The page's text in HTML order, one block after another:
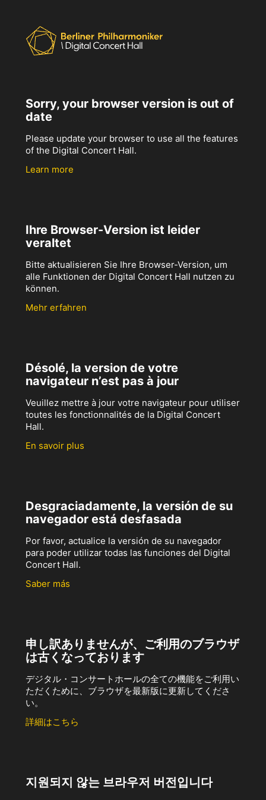
Sorry, your browser version is out of
date
Please update your browser to use all the features
of the Digital Concert Hall.
Learn more
Ihre Browser-Version ist leider
veraltet
Bitte aktualisieren Sie Ihre Browser-Version, um
alle Funktionen der Digital Concert Hall nutzen zu
können.
Mehr erfahren
Désolé, la version de votre
navigateur n’est pas à jour
Veuillez mettre à jour votre navigateur pour utiliser
toutes les fonctionnalités de la Digital Concert
Hall.
En savoir plus
Desgraciadamente, la versión de su
navegador está desfasada
Por favor, actualice la versión de su navegador
para poder utilizar todas las funciones del Digital
Concert Hall.
Saber más
申し訳ありませんが、ご利用のブラウザ
は古くなっております
デジタル・コンサートホールの全ての機能をご利用い
ただくために、ブラウザを最新版に更新してくださ
い。
詳細はこちら
지원되지 않는 브라우저 버전입니다